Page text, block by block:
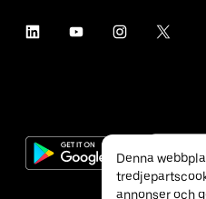
Denna
annonser och